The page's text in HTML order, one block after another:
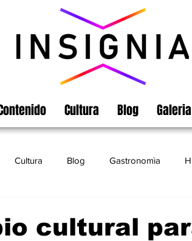
Cultura Blog Galeria
Cultura Blog Gastronomìa
cultural